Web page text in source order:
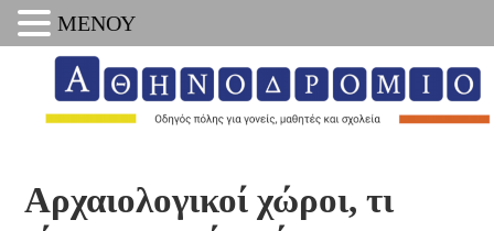
Αρχαιολογικοί χώροι, τι
ΜΕΝΟΥ